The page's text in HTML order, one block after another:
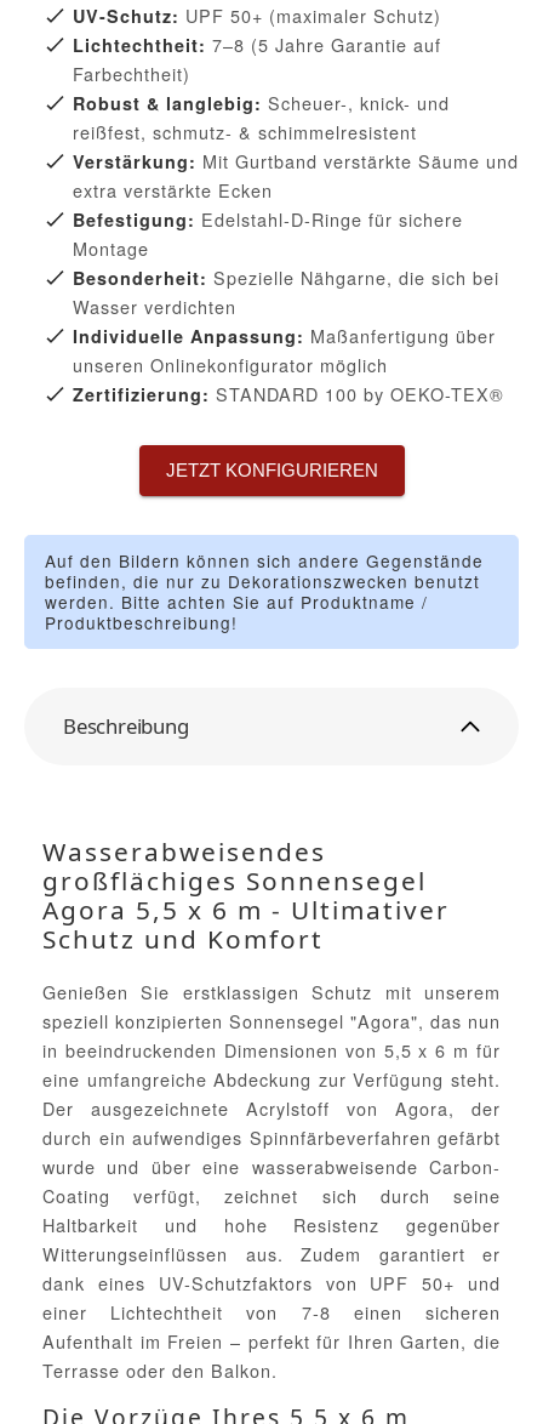
UV-Schutz: UPF 50+ (maximaler Schutz)
Lichtechtheit: 7–8 (5 Jahre Garantie auf
Farbechtheit)
Robust & langlebig: Scheuer-, knick- und
reißfest, schmutz- & schimmelresistent
Verstärkung: Mit Gurtband verstärkte Säume und
extra verstärkte Ecken
Befestigung: Edelstahl-D-Ringe für sichere
Montage
Besonderheit: Spezielle Nähgarne, die sich bei
Wasser verdichten
Individuelle Anpassung: Maßanfertigung über
unseren Onlinekonfigurator möglich
Zertifizierung: STANDARD 100 by OEKO-TEX®
JETZT KONFIGURIEREN
Auf den Bildern können sich andere Gegenstände
befinden, die nur zu Dekorationszwecken benutzt
werden. Bitte achten Sie auf Produktname /
Produktbeschreibung!
Beschreibung
Wasserabweisendes
großflächiges Sonnensegel
Agora 5,5 x 6 m - Ultimativer
Schutz und Komfort
Genießen Sie erstklassigen Schutz mit unserem
speziell konzipierten Sonnensegel "Agora", das nun
in beeindruckenden Dimensionen von 5,5 x 6 m für
eine umfangreiche Abdeckung zur Verfügung steht.
Der ausgezeichnete Acrylstoff von Agora, der
durch ein aufwendiges Spinnfärbeverfahren gefärbt
wurde und über eine wasserabweisende Carbon-
Coating verfügt, zeichnet sich durch seine
Haltbarkeit und hohe Resistenz gegenüber
Witterungseinflüssen aus. Zudem garantiert er
dank eines UV-Schutzfaktors von UPF 50+ und
einer Lichtechtheit von 7-8 einen sicheren
Aufenthalt im Freien – perfekt für Ihren Garten, die
Terrasse oder den Balkon.